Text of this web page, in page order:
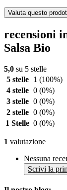
Valuta questo
recensioni
Salsa Bio
5,0 su 5 stelle
5 stelle
1 (100%)
4 stelle 0 (0%)
3 stelle 0 (0%)
2 stelle 0 (0%)
1 Stelle 0 (0%)
1 valutazione
Nessuna
Scrivi la